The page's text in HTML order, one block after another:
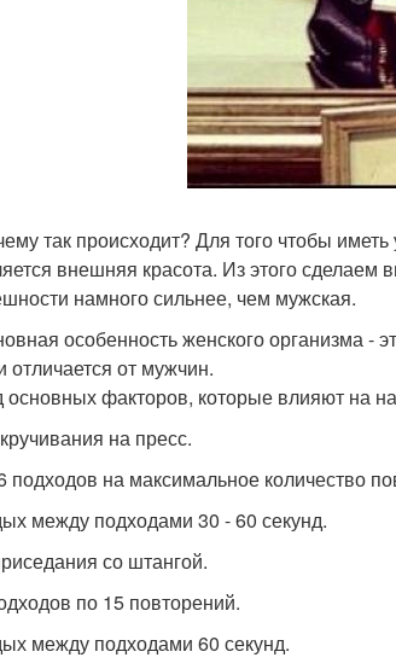
так происходит? Для того чтобы
внешняя красота. Из этого
намного сильнее, чем мужская.
особенность женского организма -
отличается от мужчин.
основных факторов, которые влияют на
на пресс.
подходов на максимальное количество
между подходами 30 - 60 секунд.
со штангой.
по 15 повторений.
между подходами 60 секунд.